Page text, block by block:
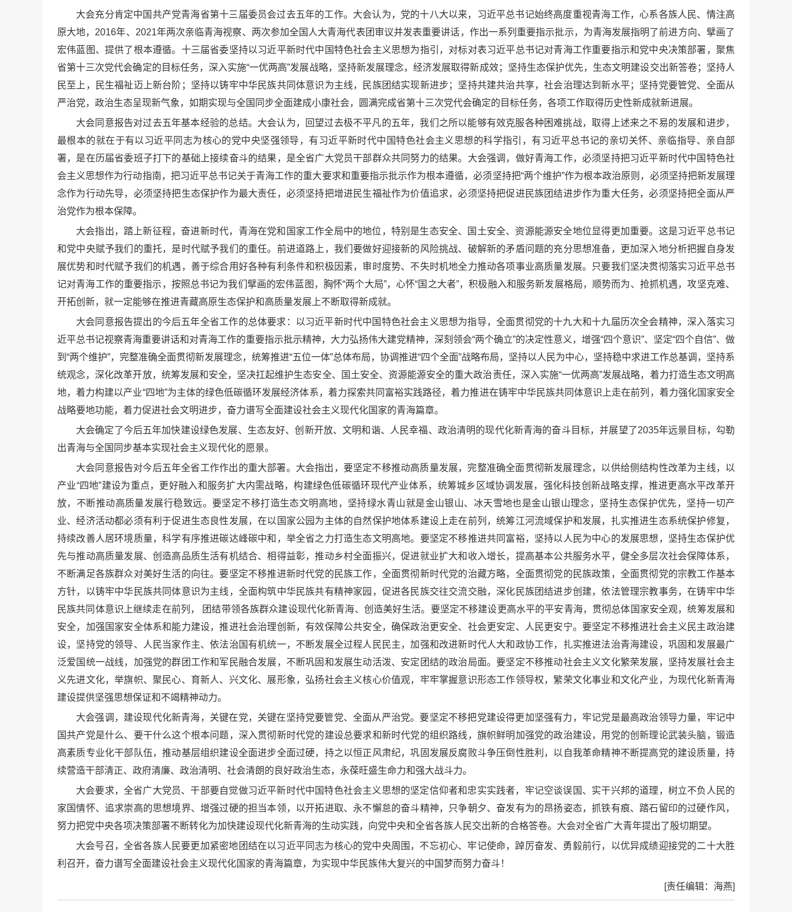
大会充分肯定中国共产党青海省第十三届委员会过去五年的工作。大会认为，党的十八大以来，习近平总书记始终高度重视青海工作，心系各族人民、情注高
原大地，2016年、2021年两次亲临青海视察、两次参加全国人大青海代表团审议并发表重要讲话，作出一系列重要指示批示，为青海发展指明了前进方向、擘画了
宏伟蓝图、提供了根本遵循。十三届省委坚持以习近平新时代中国特色社会主义思想为指引，对标对表习近平总书记对青海工作重要指示和党中央决策部署，聚焦
省第十三次党代会确定的目标任务，深入实施“一优两高”发展战略，坚持新发展理念，经济发展取得新成效；坚持生态保护优先，生态文明建设交出新答卷；坚持人
民至上，民生福祉迈上新台阶；坚持以铸牢中华民族共同体意识为主线，民族团结实现新进步；坚持共建共治共享，社会治理达到新水平；坚持党要管党、全面从
严治党，政治生态呈现新气象，如期实现与全国同步全面建成小康社会，圆满完成省第十三次党代会确定的目标任务，各项工作取得历史性新成就新进展。
大会同意报告对过去五年基本经验的总结。大会认为，回望过去极不平凡的五年，我们之所以能够有效克服各种困难挑战，取得上述来之不易的发展和进步，
最根本的就在于有以习近平同志为核心的党中央坚强领导，有习近平新时代中国特色社会主义思想的科学指引，有习近平总书记的亲切关怀、亲临指导、亲自部
署，是在历届省委班子打下的基础上接续奋斗的结果，是全省广大党员干部群众共同努力的结果。大会强调，做好青海工作，必须坚持把习近平新时代中国特色社
会主义思想作为行动指南，把习近平总书记关于青海工作的重大要求和重要指示批示作为根本遵循，必须坚持把“两个维护”作为根本政治原则，必须坚持把新发展理
念作为行动先导，必须坚持把生态保护作为最大责任，必须坚持把增进民生福祉作为价值追求，必须坚持把促进民族团结进步作为重大任务，必须坚持把全面从严
治党作为根本保障。
大会指出，踏上新征程，奋进新时代，青海在党和国家工作全局中的地位，特别是生态安全、国土安全、资源能源安全地位显得更加重要。这是习近平总书记
和党中央赋予我们的重托，是时代赋予我们的重任。前进道路上，我们要做好迎接新的风险挑战、破解新的矛盾问题的充分思想准备，更加深入地分析把握自身发
展优势和时代赋予我们的机遇，善于综合用好各种有利条件和积极因素，审时度势、不失时机地全力推动各项事业高质量发展。只要我们坚决贯彻落实习近平总书
记对青海工作的重要指示，按照总书记为我们擘画的宏伟蓝图，胸怀“两个大局”，心怀“国之大者”，积极融入和服务新发展格局，顺势而为、抢抓机遇，攻坚克难、
开拓创新，就一定能够在推进青藏高原生态保护和高质量发展上不断取得新成就。
大会同意报告提出的今后五年全省工作的总体要求：以习近平新时代中国特色社会主义思想为指导，全面贯彻党的十九大和十九届历次全会精神，深入落实习
近平总书记视察青海重要讲话和对青海工作的重要指示批示精神，大力弘扬伟大建党精神，深刻领会“两个确立”的决定性意义，增强“四个意识”、坚定“四个自信”、做
到“两个维护”，完整准确全面贯彻新发展理念，统筹推进“五位一体”总体布局，协调推进“四个全面”战略布局，坚持以人民为中心，坚持稳中求进工作总基调，坚持系
统观念，深化改革开放，统筹发展和安全，坚决扛起维护生态安全、国土安全、资源能源安全的重大政治责任，深入实施“一优两高”发展战略，着力打造生态文明高
地，着力构建以产业“四地”为主体的绿色低碳循环发展经济体系，着力探索共同富裕实践路径，着力推进在铸牢中华民族共同体意识上走在前列，着力强化国家安全
战略要地功能，着力促进社会文明进步，奋力谱写全面建设社会主义现代化国家的青海篇章。
大会确定了今后五年加快建设绿色发展、生态友好、创新开放、文明和谐、人民幸福、政治清明的现代化新青海的奋斗目标，并展望了2035年远景目标，勾勒
出青海与全国同步基本实现社会主义现代化的愿景。
大会同意报告对今后五年全省工作作出的重大部署。大会指出，要坚定不移推动高质量发展，完整准确全面贯彻新发展理念，以供给侧结构性改革为主线，以
产业“四地”建设为重点，更好融入和服务扩大内需战略，构建绿色低碳循环现代产业体系，统筹城乡区域协调发展，强化科技创新战略支撑，推进更高水平改革开
放，不断推动高质量发展行稳致远。要坚定不移打造生态文明高地，坚持绿水青山就是金山银山、冰天雪地也是金山银山理念，坚持生态保护优先，坚持一切产
业、经济活动都必须有利于促进生态良性发展，在以国家公园为主体的自然保护地体系建设上走在前列，统筹江河流域保护和发展，扎实推进生态系统保护修复，
持续改善人居环境质量，科学有序推进碳达峰碳中和，举全省之力打造生态文明高地。要坚定不移推进共同富裕，坚持以人民为中心的发展思想，坚持生态保护优
先与推动高质量发展、创造高品质生活有机结合、相得益彰，推动乡村全面振兴，促进就业扩大和收入增长，提高基本公共服务水平，健全多层次社会保障体系，
不断满足各族群众对美好生活的向往。要坚定不移推进新时代党的民族工作，全面贯彻新时代党的治藏方略，全面贯彻党的民族政策，全面贯彻党的宗教工作基本
方针，以铸牢中华民族共同体意识为主线，全面构筑中华民族共有精神家园，促进各民族交往交流交融，深化民族团结进步创建，依法管理宗教事务，在铸牢中华
民族共同体意识上继续走在前列， 团结带领各族群众建设现代化新青海、创造美好生活。要坚定不移建设更高水平的平安青海，贯彻总体国家安全观，统筹发展和
安全，加强国家安全体系和能力建设，推进社会治理创新，有效保障公共安全，确保政治更安全、社会更安定、人民更安宁。要坚定不移推进社会主义民主政治建
设，坚持党的领导、人民当家作主、依法治国有机统一，不断发展全过程人民民主，加强和改进新时代人大和政协工作，扎实推进法治青海建设，巩固和发展最广
泛爱国统一战线，加强党的群团工作和军民融合发展，不断巩固和发展生动活泼、安定团结的政治局面。要坚定不移推动社会主义文化繁荣发展，坚持发展社会主
义先进文化，举旗帜、聚民心、育新人、兴文化、展形象，弘扬社会主义核心价值观，牢牢掌握意识形态工作领导权，繁荣文化事业和文化产业，为现代化新青海
建设提供坚强思想保证和不竭精神动力。
大会强调，建设现代化新青海，关键在党，关键在坚持党要管党、全面从严治党。要坚定不移把党建设得更加坚强有力，牢记党是最高政治领导力量，牢记中
国共产党是什么、要干什么这个根本问题，深入贯彻新时代党的建设总要求和新时代党的组织路线，旗帜鲜明加强党的政治建设，用党的创新理论武装头脑，锻造
高素质专业化干部队伍，推动基层组织建设全面进步全面过硬，持之以恒正风肃纪，巩固发展反腐败斗争压倒性胜利，以自我革命精神不断提高党的建设质量，持
续营造干部清正、政府清廉、政治清明、社会清朗的良好政治生态，永葆旺盛生命力和强大战斗力。
大会要求，全省广大党员、干部要自觉做习近平新时代中国特色社会主义思想的坚定信仰者和忠实实践者，牢记空谈误国、实干兴邦的道理，树立不负人民的
家国情怀、追求崇高的思想境界、增强过硬的担当本领，以开拓进取、永不懈怠的奋斗精神，只争朝夕、奋发有为的昂扬姿态，抓铁有痕、踏石留印的过硬作风，
努力把党中央各项决策部署不断转化为加快建设现代化新青海的生动实践，向党中央和全省各族人民交出新的合格答卷。大会对全省广大青年提出了殷切期望。
大会号召，全省各族人民要更加紧密地团结在以习近平同志为核心的党中央周围，不忘初心、牢记使命，踔厉奋发、勇毅前行，以优异成绩迎接党的二十大胜
利召开，奋力谱写全面建设社会主义现代化国家的青海篇章，为实现中华民族伟大复兴的中国梦而努力奋斗！
[责任编辑：海燕]